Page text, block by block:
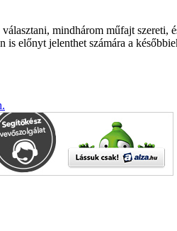
mindhárom műfajt
is előnyt jelenthet számára a